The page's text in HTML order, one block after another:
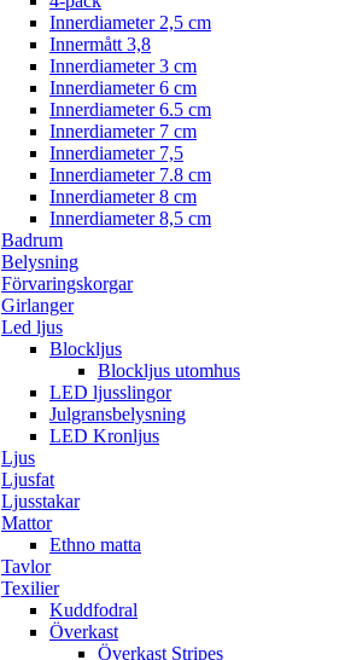
Innerdiameter 2,5 cm
Innermått 3,8
Innerdiameter 3 cm
Innerdiameter 6 cm
Innerdiameter 6.5 cm
Innerdiameter 7 cm
Innerdiameter 7,5
Innerdiameter 7.8 cm
Innerdiameter 8 cm
Innerdiameter 8,5 cm
Badrum
Belysning
Förvaringskorgar
Girlanger
Led ljus
Blockljus
Blockljus utomhus
LED ljusslingor
Julgransbelysning
LED Kronljus
Ljus
Ljusfat
Ljusstakar
Mattor
Ethno matta
Tavlor
Texilier
Kuddfodral
Överkast
Överkast Stripes